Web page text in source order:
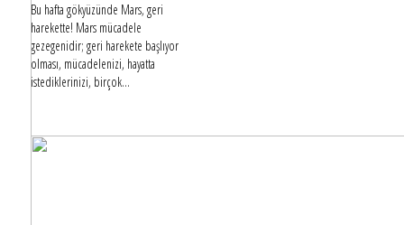
Bu hafta gökyüzünde Mars, geri
harekette! Mars mücadele
gezegenidir; geri harekete başlıyor
olması, mücadelenizi, hayatta
istediklerinizi, birçok...